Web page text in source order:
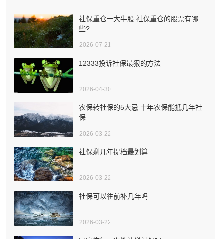
社保重仓十大牛股 社保重仓的股票有哪
些?
2026-07-21
12333投诉社保最狠的方法
2026-04-30
农保转社保的5大忌 十年农保能抵几年社
保
2026-03-22
社保剩几年提档最划算
2026-03-22
社保可以往前补几年吗
2026-03-22